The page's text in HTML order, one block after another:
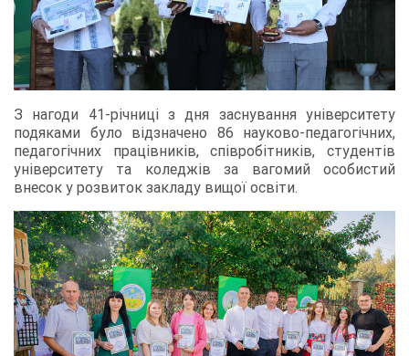
З нагоди 41-річниці з дня заснування університету
подяками було відзначено 86 науково-педагогічних,
педагогічних працівників, співробітників, студентів
університету та коледжів за вагомий особистий
внесок у розвиток закладу вищої освіти.